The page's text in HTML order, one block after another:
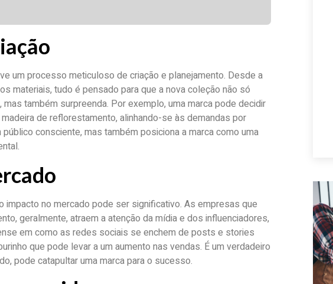
um processo meticuloso de criação e planejamento. Desde a
materiais, tudo é pensado para que a nova coleção não só
também surpreenda. Por exemplo, uma marca pode decidir
de reflorestamento, alinhando-se às demandas por
consciente, mas também posiciona a marca como uma
impacto no mercado pode ser significativo. As empresas que
geralmente, atraem a atenção da mídia e dos influenciadores,
em como as redes sociais se enchem de posts e stories
que pode levar a um aumento nas vendas. É um verdadeiro
pode catapultar uma marca para o sucesso.